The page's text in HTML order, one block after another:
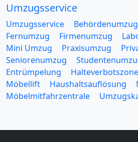
Umzugsservice
Umzugsservice Behördenumzug
Fernumzug
Firmenumzug
Mini Umzug
Praxisumzug
Seniorenumzug
Entrümpelung
Halteverbotszone
Möbellift
Haushaltsauflösung
Möbelmitfahrzentrale